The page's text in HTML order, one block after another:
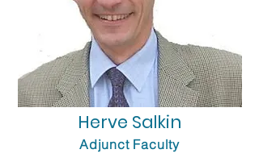
Herve Salkin
Adjunct Faculty